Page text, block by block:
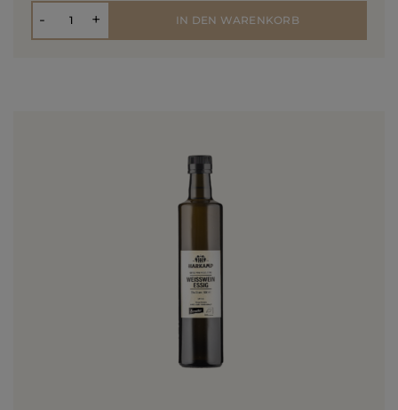
-
Anzahl + IN DEN WARENKORB